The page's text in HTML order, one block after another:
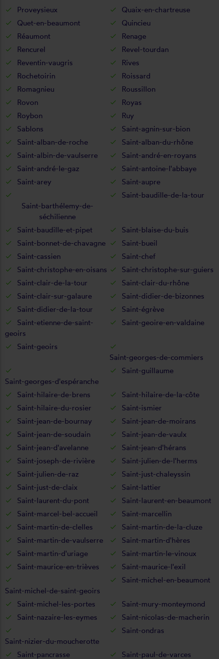
Proveysieux
Quaix-en-chartreuse
Quet-en-beaumont
Quincieu
Réaumont
Renage
Rencurel
Revel-tourdan
Reventin-vaugris
Rives
Rochetoirin
Roissard
Romagnieu
Roussillon
Rovon
Royas
Roybon
Ruy
Sablons
Saint-agnin-sur-bion
Saint-alban-de-roche
Saint-alban-du-rhône
Saint-albin-de-vaulserre
Saint-andré-en-royans
Saint-andré-le-gaz
Saint-antoine-l'abbaye
Saint-arey
Saint-aupre
Saint-barthélemy-de-
séchilienne
Saint-baudille-de-la-tour
Saint-baudille-et-pipet
Saint-blaise-du-buis
Saint-bonnet-de-chavagne
Saint-bueil
Saint-cassien
Saint-chef
Saint-christophe-en-oisans
Saint-christophe-sur-guiers
Saint-clair-de-la-tour
Saint-clair-du-rhône
Saint-clair-sur-galaure
Saint-didier-de-bizonnes
Saint-didier-de-la-tour
Saint-égrève
Saint-etienne-de-saint-
geoirs
Saint-geoire-en-valdaine
Saint-geoirs
Saint-georges-de-commiers
Saint-georges-d'espéranche
Saint-guillaume
Saint-hilaire-de-brens
Saint-hilaire-de-la-côte
Saint-hilaire-du-rosier
Saint-ismier
Saint-jean-de-bournay
Saint-jean-de-moirans
Saint-jean-de-soudain
Saint-jean-de-vaulx
Saint-jean-d'avelanne
Saint-jean-d'hérans
Saint-joseph-de-rivière
Saint-julien-de-l'herms
Saint-julien-de-raz
Saint-just-chaleyssin
Saint-just-de-claix
Saint-lattier
Saint-laurent-du-pont
Saint-laurent-en-beaumont
Saint-marcel-bel-accueil
Saint-marcellin
Saint-martin-de-clelles
Saint-martin-de-la-cluze
Saint-martin-de-vaulserre
Saint-martin-d'hères
Saint-martin-d'uriage
Saint-martin-le-vinoux
Saint-maurice-en-trièves
Saint-maurice-l'exil
Saint-michel-de-saint-geoirs
Saint-michel-en-beaumont
Saint-michel-les-portes
Saint-mury-monteymond
Saint-nazaire-les-eymes
Saint-nicolas-de-macherin
Saint-nizier-du-moucherotte
Saint-ondras
Saint-pancrasse Saint-paul-de-varces